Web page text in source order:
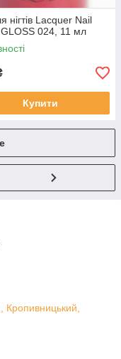
нігтів Lacquer Nail
024, 11 мл
Купити